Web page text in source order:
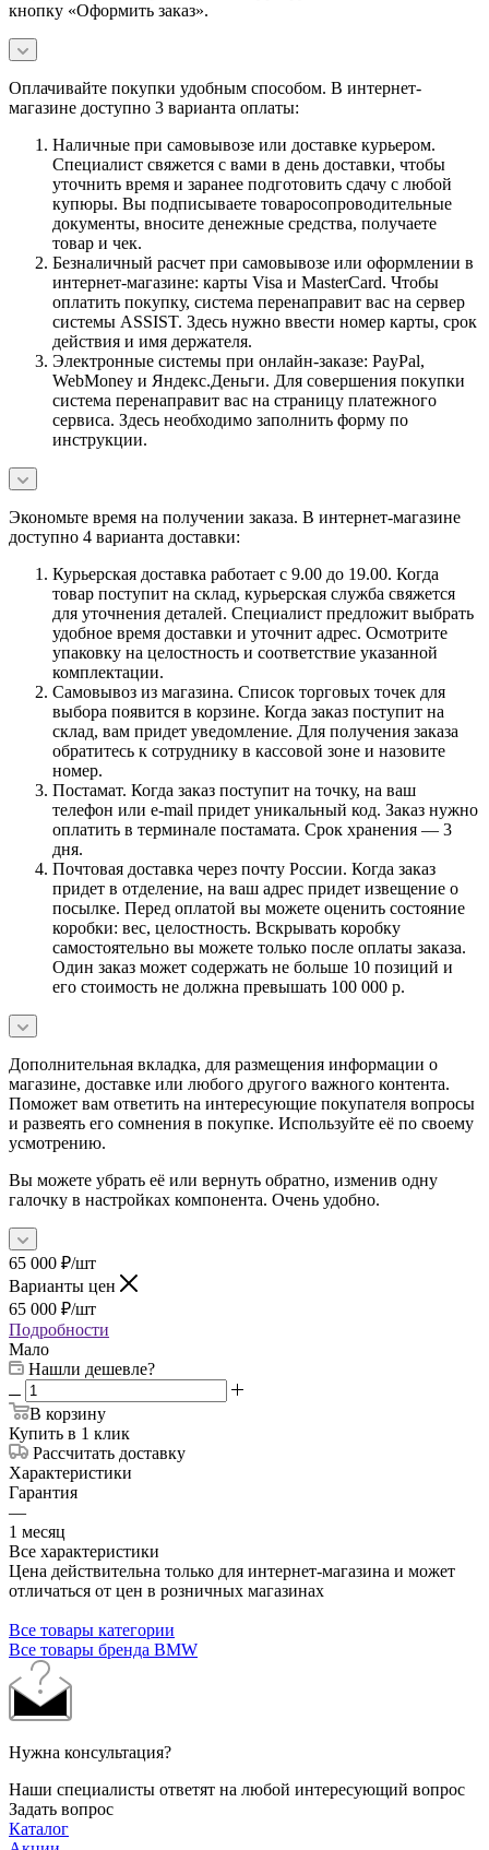
кнопку «Оформить заказ».
Оплачивайте покупки удобным способом. В интернет-
магазине доступно 3 варианта оплаты:
Наличные при самовывозе или доставке курьером.
Специалист свяжется с вами в день доставки, чтобы
уточнить время и заранее подготовить сдачу с любой
купюры. Вы подписываете товаросопроводительные
документы, вносите денежные средства, получаете
товар и чек.
Безналичный расчет при самовывозе или оформлении в
интернет-магазине: карты Visa и MasterCard. Чтобы
оплатить покупку, система перенаправит вас на сервер
системы ASSIST. Здесь нужно ввести номер карты, срок
действия и имя держателя.
Электронные системы при онлайн-заказе: PayPal,
WebMoney и Яндекс.Деньги. Для совершения покупки
система перенаправит вас на страницу платежного
сервиса. Здесь необходимо заполнить форму по
инструкции.
Экономьте время на получении заказа. В интернет-магазине
доступно 4 варианта доставки:
Курьерская доставка работает с 9.00 до 19.00. Когда
товар поступит на склад, курьерская служба свяжется
для уточнения деталей. Специалист предложит выбрать
удобное время доставки и уточнит адрес. Осмотрите
упаковку на целостность и соответствие указанной
комплектации.
Самовывоз из магазина. Список торговых точек для
выбора появится в корзине. Когда заказ поступит на
склад, вам придет уведомление. Для получения заказа
обратитесь к сотруднику в кассовой зоне и назовите
номер.
Постамат. Когда заказ поступит на точку, на ваш
телефон или e-mail придет уникальный код. Заказ нужно
оплатить в терминале постамата. Срок хранения — 3
дня.
Почтовая доставка через почту России. Когда заказ
придет в отделение, на ваш адрес придет извещение о
посылке. Перед оплатой вы можете оценить состояние
коробки: вес, целостность. Вскрывать коробку
самостоятельно вы можете только после оплаты заказа.
Один заказ может содержать не больше 10 позиций и
его стоимость не должна превышать 100 000 р.
Дополнительная вкладка, для размещения информации о
магазине, доставке или любого другого важного контента.
Поможет вам ответить на интересующие покупателя вопросы
и развеять его сомнения в покупке. Используйте её по своему
усмотрению.
Вы можете убрать её или вернуть обратно, изменив одну
галочку в настройках компонента. Очень удобно.
65 000 ₽/шт
Варианты цен
65 000 ₽/шт
Подробности
Мало
Нашли дешевле?
В корзину
Купить в 1 клик
Рассчитать доставку
Характеристики
Гарантия
—
1 месяц
Все характеристики
Цена действительна только для интернет-магазина и может
отличаться от цен в розничных магазинах
Все товары категории
Все товары бренда BMW
Нужна консультация?
Наши специалисты ответят на любой интересующий вопрос
Задать вопрос
Каталог